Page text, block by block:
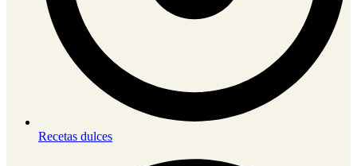
Recetas dulces